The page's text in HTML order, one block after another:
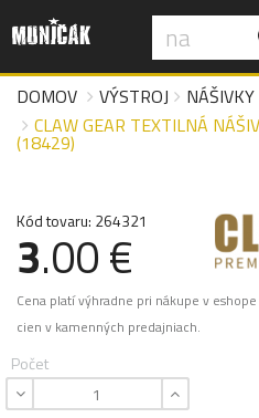
DOMOV
VÝSTROJ NÁŠIVKY
CLAW GEAR TEXTILNÁ
(18429)
Kód tovaru: 264321
3.00 €
Cena platí výhradne pri nákupe v
cien v kamenných predajniach.
Počet